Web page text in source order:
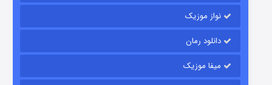
نواز موزیک
دانلود رمان
میفا موزیک